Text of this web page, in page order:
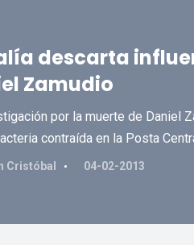
descarta
Zamudio
por la muerte de Daniel
contraída en la Posta
Cristóbal 04-02-2013